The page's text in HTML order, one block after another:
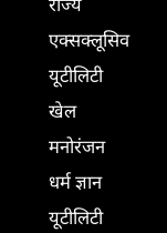
राज्य
एक्सक्लूसिव
यूटीलिटी
खेल
मनोरंजन
धर्म ज्ञान
यूटीलिटी